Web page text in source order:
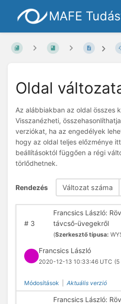
MAFE
Oldal
Az alábbiakban az oldal összes
Visszanézheti,
verziókat, ha az engedélyek
hogy az oldal teljes előzménye
beállításoktól függően a régi
törlődhetnek.
Rendezés Változat száma
#3
Francsics László:
távcső-üvegekről
(Szerkesztő típusa:
Francsics László
2020-12-13 10:33:46 UTC (5
Módosítások Aktuális verzió
Francsics László: